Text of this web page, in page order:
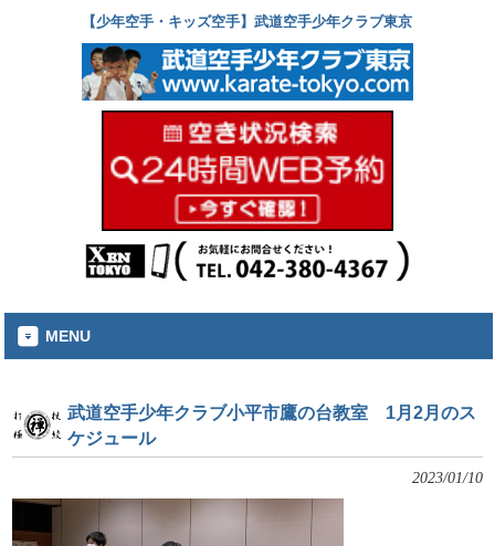
【少年空手・キッズ空手】武道空手少年クラブ東京
MENU
武道空手少年クラブ小平市鷹の台教室 1月2月のス
ケジュール
2023/01/10